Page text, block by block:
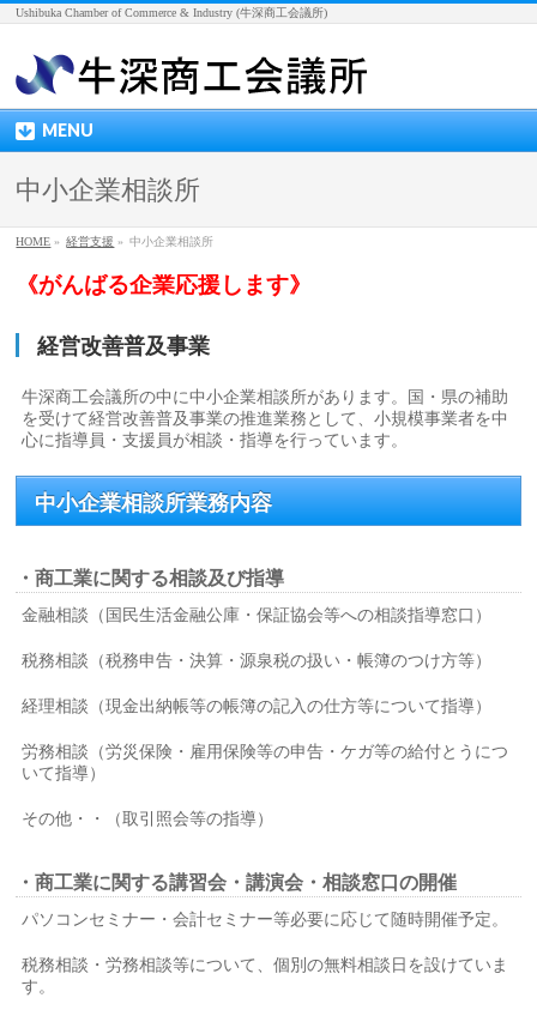
Ushibuka Chamber of Commerce & Industry (牛深商工会議所)
MENU
中小企業相談所
HOME » 経営支援 » 中小企業相談所
《がんばる企業応援します》
経営改善普及事業
牛深商工会議所の中に中小企業相談所があります。国・県の補助
を受けて経営改善普及事業の推進業務として、小規模事業者を中
心に指導員・支援員が相談・指導を行っています。
中小企業相談所業務内容
・商工業に関する相談及び指導
金融相談（国民生活金融公庫・保証協会等への相談指導窓口）
税務相談（税務申告・決算・源泉税の扱い・帳簿のつけ方等）
経理相談（現金出納帳等の帳簿の記入の仕方等について指導）
労務相談（労災保険・雇用保険等の申告・ケガ等の給付とうにつ
いて指導）
その他・・（取引照会等の指導）
・商工業に関する講習会・講演会・相談窓口の開催
パソコンセミナー・会計セミナー等必要に応じて随時開催予定。
税務相談・労務相談等について、個別の無料相談日を設けていま
す。